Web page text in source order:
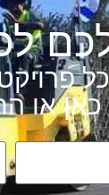
התקשרו :